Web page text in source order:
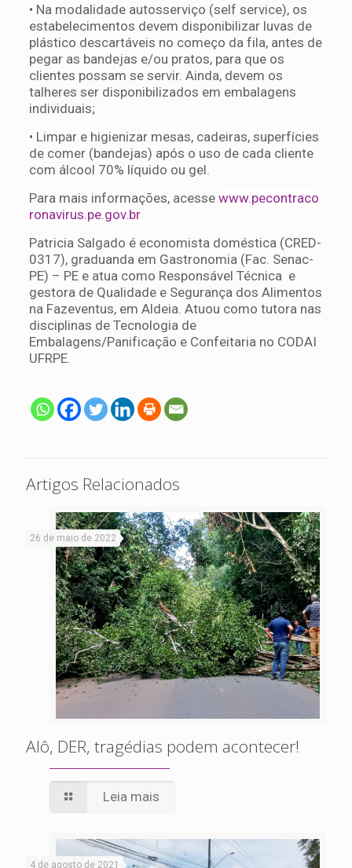
• Na modalidade autosserviço (self service), os
estabelecimentos devem disponibilizar luvas de
plástico descartáveis no começo da fila, antes de
pegar as bandejas e/ou pratos, para que os
clientes possam se servir. Ainda, devem os
talheres ser disponibilizados em embalagens
individuais;
• Limpar e higienizar mesas, cadeiras, superfícies
de comer (bandejas) após o uso de cada cliente
com álcool 70% líquido ou gel.
Para mais informações, acesse www.pecontraco
ronavirus.pe.gov.br
Patricia Salgado é economista doméstica (CRED-
0317), graduanda em Gastronomia (Fac. Senac-
PE) – PE e atua como Responsável Técnica e
gestora de Qualidade e Segurança dos Alimentos
na Fazeventus, em Aldeia. Atuou como tutora nas
disciplinas de Tecnologia de
Embalagens/Panificação e Confeitaria no CODAI
UFRPE.
Artigos Relacionados
26 de maio de 2022
Alô, DER, tragédias podem acontecer!
Leia mais
4 de agosto de 2021